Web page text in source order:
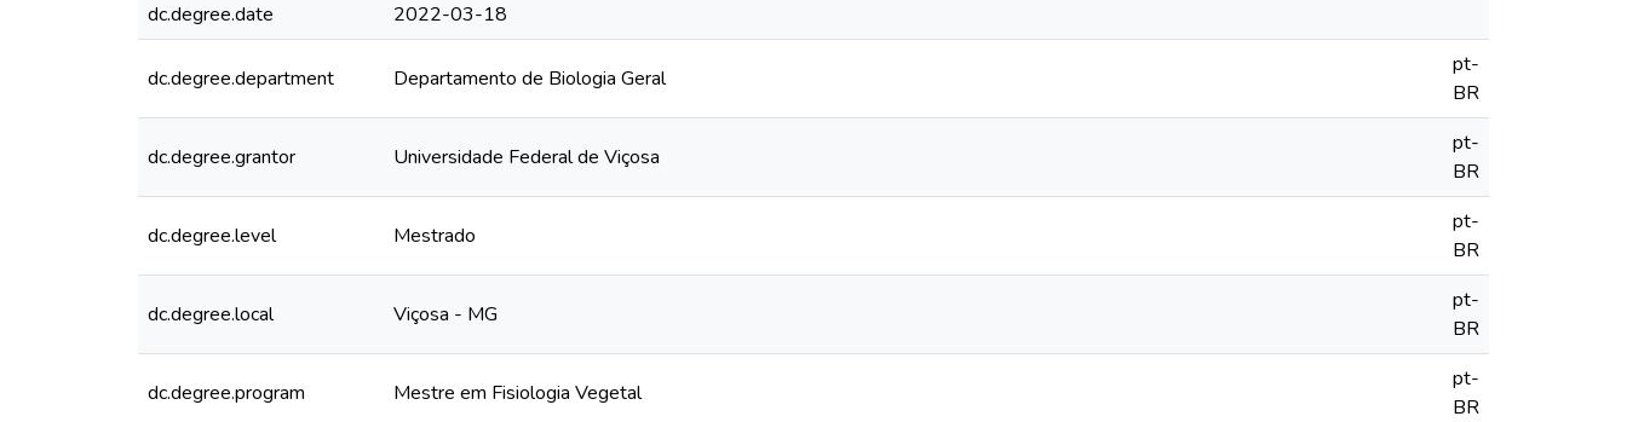
dc.degree.date
2022-03-18
dc.degree.department Departamento de Biologia Geral
pt-
BR
dc.degree.grantor Universidade Federal de Viçosa
pt-
BR
dc.degree.level Mestrado
pt-
BR
dc.degree.local Viçosa - MG
pt-
BR
dc.degree.program Mestre em Fisiologia Vegetal
pt-
BR